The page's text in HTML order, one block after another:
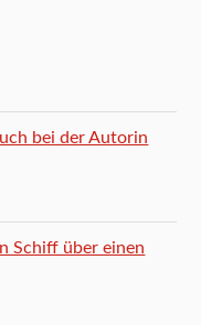
bei der Autorin
Schiff über einen